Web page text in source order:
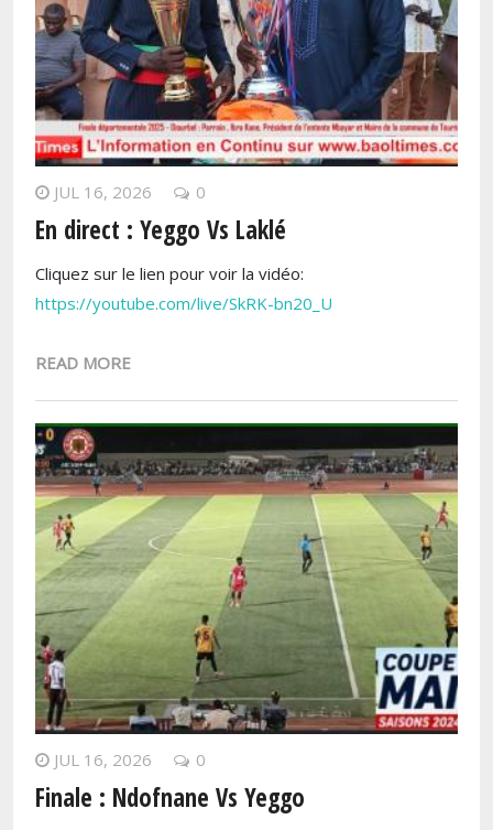
JUL 16, 2026 0
En direct : Yeggo Vs Laklé
Cliquez sur le lien pour voir la vidéo:
https://youtube.com/live/SkRK-bn20_U
READ MORE
JUL 16, 2026 0
Finale : Ndofnane Vs Yeggo